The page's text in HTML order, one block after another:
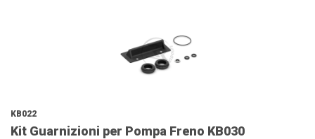
KB022
Kit Guarnizioni per Pompa Freno KB030